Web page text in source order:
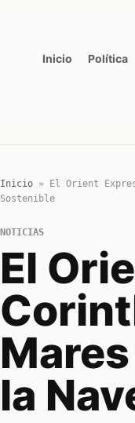
Inicio Política
Inicio»
El Orient
Sostenible
NOTICIAS
El
la